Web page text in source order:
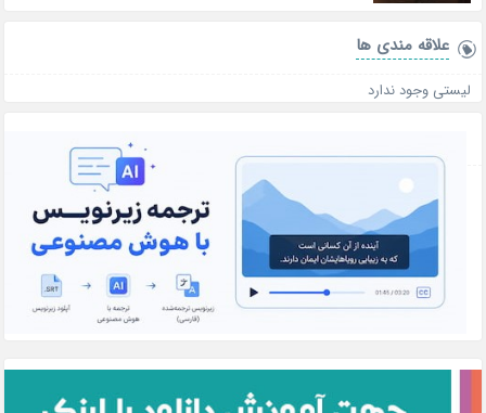
علاقه‌ مندی ها
لیستی وجود ندارد